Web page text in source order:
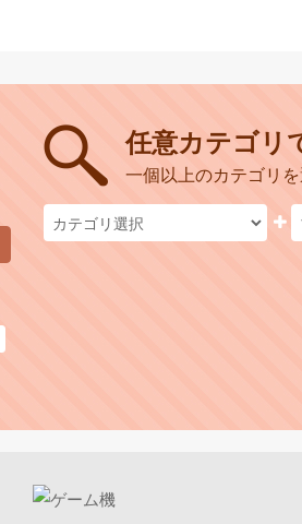
任意カテゴリ
一個以上のカテゴリ